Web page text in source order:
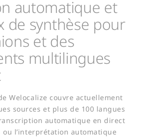
automatique et
de synthèse pour
et des
multilingues
Welocalize couvre actuellement
sources et plus de 100 langues
automatique en direct
ou l’interprétation automatique